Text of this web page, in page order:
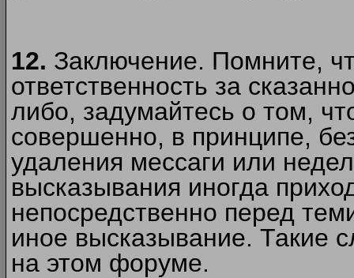
12. Заключение. Помните,
ответственность за
либо, задумайтесь о том,
совершенно, в принципе,
удаления мессаги или
высказывания иногда
непосредственно перед
иное высказывание. Такие
на этом форуме.